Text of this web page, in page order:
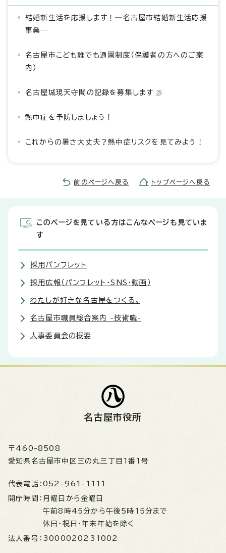
結婚新生活を応援します！―名古屋市結婚新生活応援
事業―
名古屋市こども誰でも通園制度（保護者の方へのご案
内）
名古屋城現天守閣の記録を募集します
熱中症を予防しましょう！
これからの暑さ大丈夫？熱中症リスクを見てみよう！
前のページへ戻る トップページへ戻る
このページを見ている方はこんなページも見ていま
す
採用パンフレット
採用広報（パンフレット・SNS・動画）
わたしが好きな名古屋をつくる。
名古屋市職員総合案内 -技術職-
人事委員会の概要
名古屋市役所
〒460-8508
愛知県名古屋市中区三の丸三丁目1番1号
代表電話： 052-961-1111
開庁時間： 月曜日から金曜日
午前8時45分から午後5時15分まで
休日・祝日・年末年始を除く
法人番号： 3000020231002